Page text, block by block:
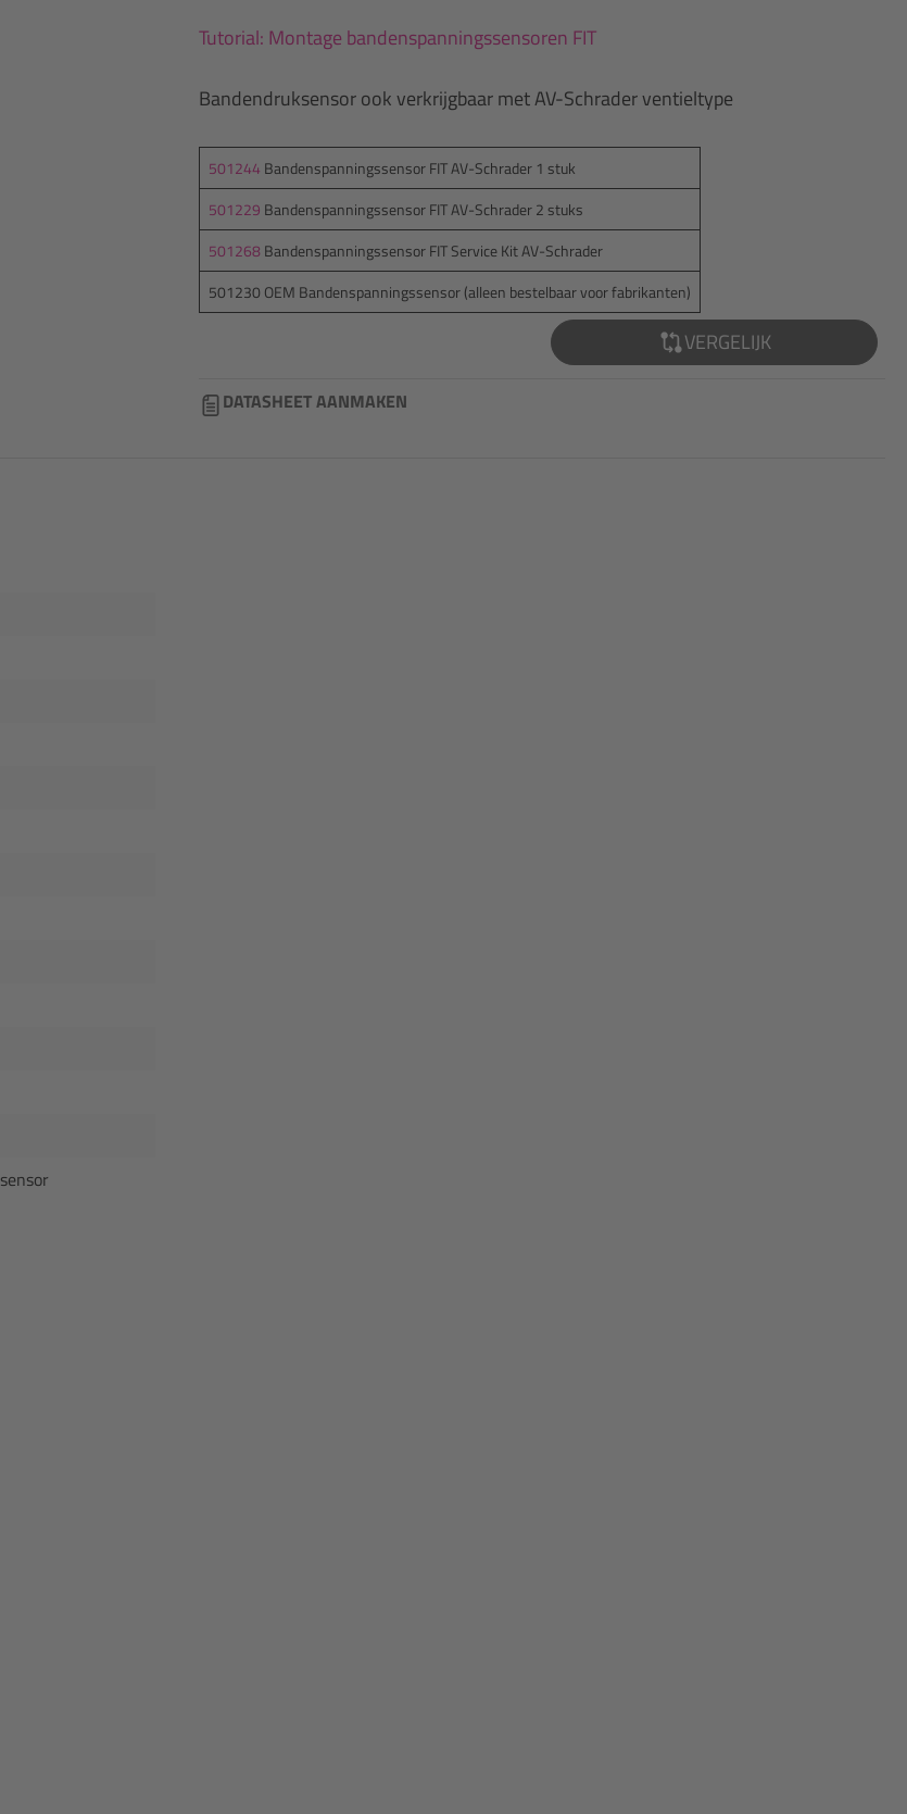
Tutorial: Montage bandenspanningssensoren FIT
Bandendruksensor ook verkrijgbaar met AV-Schrader ventieltype
501244 Bandenspanningssensor FIT AV-Schrader 1 stuk
501229 Bandenspanningssensor FIT AV-Schrader 2 stuks
501268Bandenspanningssensor FIT Service Kit AV-Schrader
501230 OEM Bandenspanningssensor (alleen bestelbaar voor fabrikanten)
VERGELIJK
DATASHEET AANMAKEN